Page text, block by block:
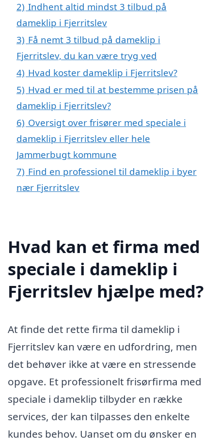
2) Indhent altid mindst 3 tilbud på
dameklip i Fjerritslev
3) Få nemt 3 tilbud på dameklip i
Fjerritslev, du kan være tryg ved
4) Hvad koster dameklip i Fjerritslev?
5) Hvad er med til at bestemme prisen på
dameklip i Fjerritslev?
6) Oversigt over frisører med speciale i
dameklip i Fjerritslev eller hele
Jammerbugt kommune
7) Find en professionel til dameklip i byer
nær Fjerritslev
Hvad kan et firma med
speciale i dameklip i
Fjerritslev hjælpe med?
At finde det rette firma til dameklip i
Fjerritslev kan være en udfordring, men
det behøver ikke at være en stressende
opgave. Et professionelt frisørfirma med
speciale i dameklip tilbyder en række
services, der kan tilpasses den enkelte
kundes behov. Uanset om du ønsker en